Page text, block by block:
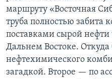
маршруту «Восточная
труба полностью забита
поставками сырой нефти
Дальнем Востоке.
нефтехимического
загадкой. Второе — по